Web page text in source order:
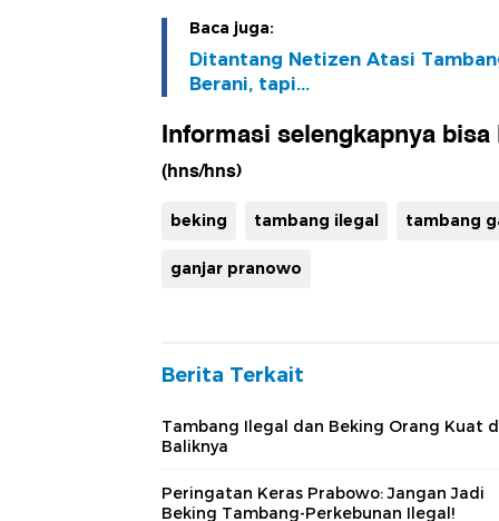
Baca juga:
Ditantang Netizen Atasi
Berani, tapi...
Informasi selengkapnya
(hns/hns)
beking tambang ilegal tambang
ganjar pranowo
Berita Terkait
Tambang Ilegal dan Beking Orang Kuat
Baliknya
Peringatan Keras Prabowo: Jangan Jadi
Beking Tambang-Perkebunan Ilegal!